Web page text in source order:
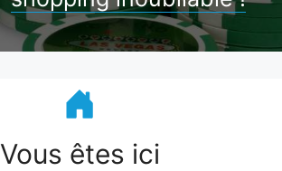
Vous êtes ici